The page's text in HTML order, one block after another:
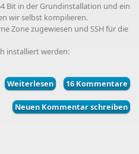
Bit in der Grundinstallation und ein
wir selbst kompilieren.
Zone zugewiesen und SSH für die
installiert werden:
Weiterlesenüber Samba4 AD DC
16 Kommentare
Neuen Kommentar schreiben